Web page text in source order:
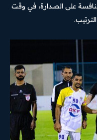
على الصدارة، في وقت